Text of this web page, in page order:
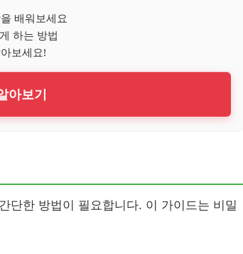
배워보세요
하는 방법
보세요!
아보기
단한 방법이 필요합니다. 이 가이드는 비밀